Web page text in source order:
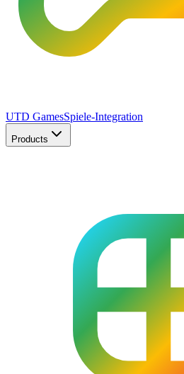
UTD GamesSpiele-Integration
Products